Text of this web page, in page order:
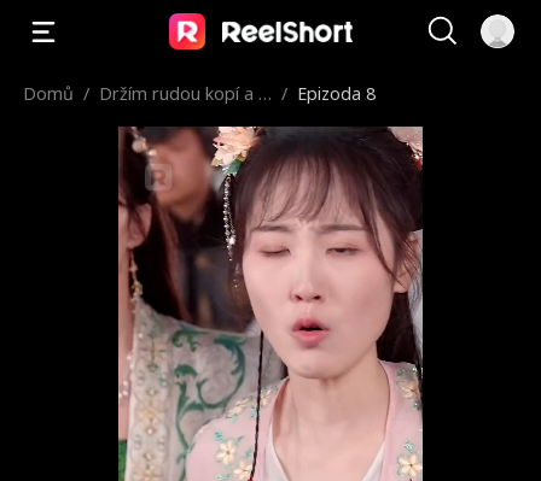
Domů / Držím rudou kopí a p / Epizoda 8